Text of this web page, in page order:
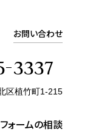
お問い合わせ
3337
区植竹町1-215
ォームの相談